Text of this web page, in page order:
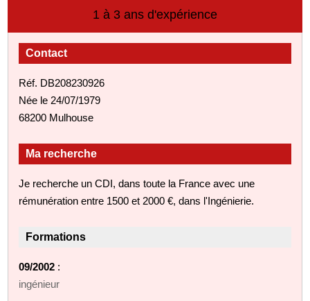
1 à 3 ans d'expérience
Contact
Réf. DB208230926
Née le 24/07/1979
68200 Mulhouse
Ma recherche
Je recherche un CDI, dans toute la France avec une
rémunération entre 1500 et 2000 €, dans l'Ingénierie.
Formations
09/2002 :
ingénieur